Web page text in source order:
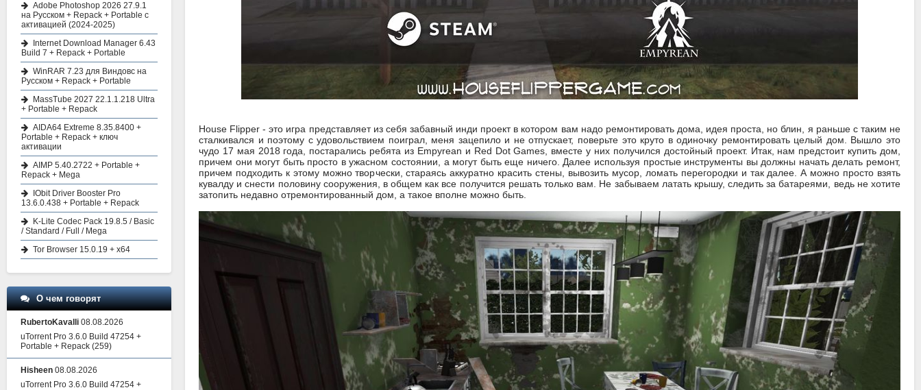
House Flipper - это игра представляет из себя забавный инди проект в котором вам надо ремонтировать дома, идея проста, но блин, я раньше с таким не
сталкивался и поэтому с удовольствием поиграл, меня зацепило и не отпускает, поверьте это круто в одиночку ремонтировать целый дом. Вышло это
чудо 17 мая 2018 года, постарались ребята из Empyrean и Red Dot Games, вместе у них получился достойный проект. Итак, нам предстоит купить дом,
причем они могут быть просто в ужасном состоянии, а могут быть еще ничего. Далее используя простые инструменты вы должны начать делать ремонт,
причем подходить к этому можно творчески, стараясь аккуратно красить стены, вывозить мусор, ломать перегородки и так далее. А можно просто взять
кувалду и снести половину сооружения, в общем как все получится решать только вам. Не забываем латать крышу, следить за батареями, ведь не хотите
затопить недавно отремонтированный дом, а такое вполне можно быть.
Adobe Photoshop 2026 27.9.1
на Русском + Repack + Portable с
активацией (2024-2025)
Internet Download Manager 6.43
Build 7 + Repack + Portable
WinRAR 7.23 для Виндовс на
Русском + Repack + Portable
MassTube 2027 22.1.1.218 Ultra
+ Portable + Repack
AIDA64 Extreme 8.35.8400 +
Portable + Repack + ключ
активации
AIMP 5.40.2722 + Portable +
Repack + Mega
IObit Driver Booster Pro
13.6.0.438 + Portable + Repack
K-Lite Codec Pack 19.8.5 / Basic
/ Standard / Full / Mega
Tor Browser 15.0.19 + x64
О чем говорят
RubertoKavalli 08.08.2026
uTorrent Pro 3.6.0 Build 47254 +
Portable + Repack (259)
Hisheen 08.08.2026
uTorrent Pro 3.6.0 Build 47254 +